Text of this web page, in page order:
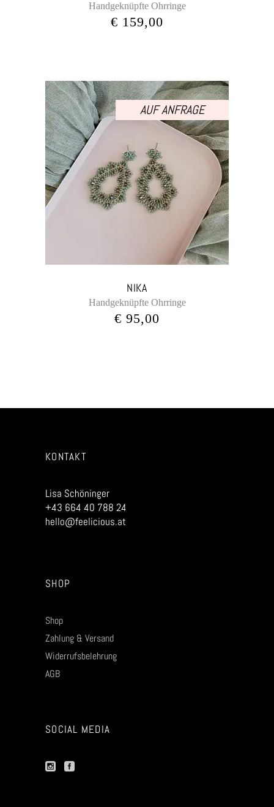
Handgeknüpfte Ohrringe
€ 159,00
AUF ANFRAGE
NIKA
Handgeknüpfte Ohrringe
€ 95,00
KONTAKT
Lisa Schöninger
+43 664 40 788 24
hello@feelicious.at
SHOP
Shop
Zahlung & Versand
Widerrufsbelehrung
AGB
SOCIAL MEDIA